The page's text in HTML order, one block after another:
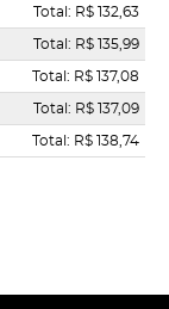
Total: R$ 132,63
Total: R$ 135,99
Total: R$ 137,08
Total: R$ 137,09
Total: R$ 138,74